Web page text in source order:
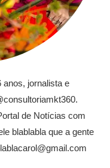
anos, jornalista e
de Notícias com
blablabla que a gente